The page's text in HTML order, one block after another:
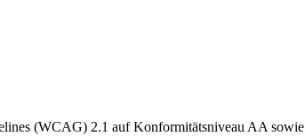
(WCAG) 2.1 auf Konformitätsniveau AA